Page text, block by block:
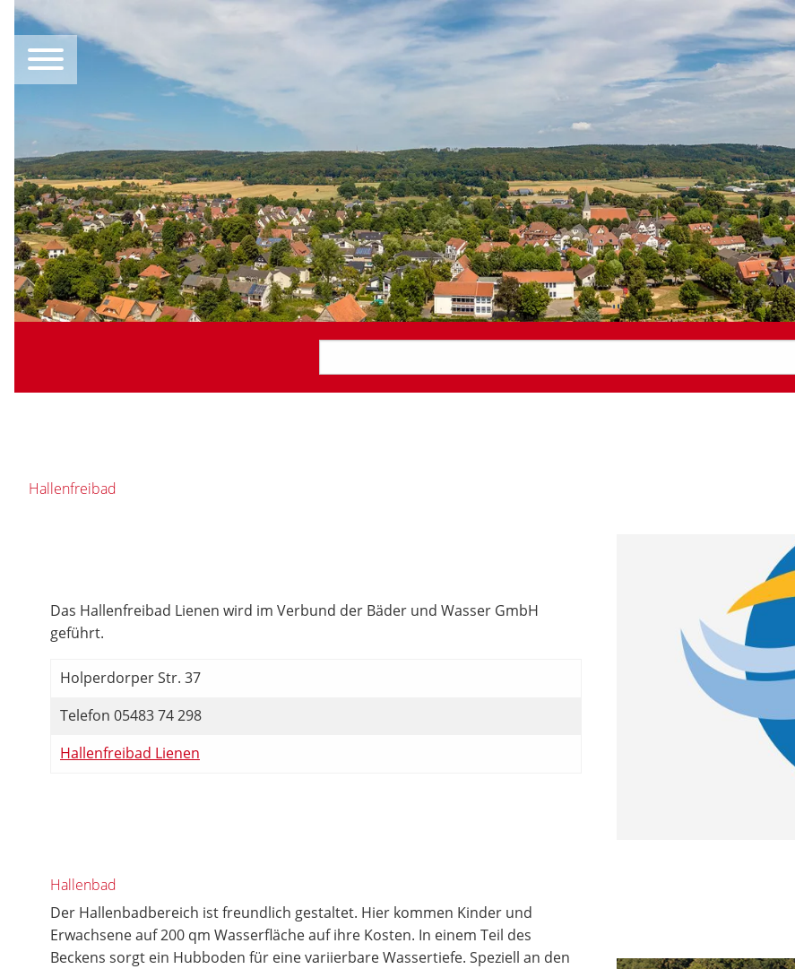
Hallenfreibad
Das Hallenfreibad Lienen wird im Verbund der Bäder und Wasser GmbH
geführt.
Holperdorper Str. 37
Telefon 05483 74 298
Hallenfreibad Lienen
Hallenbad
Der Hallenbadbereich ist freundlich gestaltet. Hier kommen Kinder und
Erwachsene auf 200 qm Wasserfläche auf ihre Kosten. In einem Teil des
Beckens sorgt ein Hubboden für eine variierbare Wassertiefe. Speziell an den